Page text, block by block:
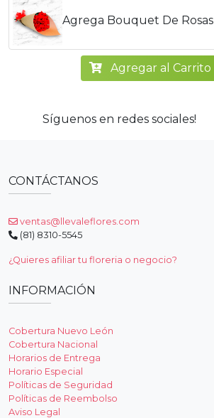
Agrega Bouquet De Rosas
Agregar al Carrito
Síguenos en redes sociales!
CONTÁCTANOS
ventas@llevaleflores.com
(81) 8310-5545
¿Quieres afiliar tu floreria o negocio?
INFORMACIÓN
Cobertura Nuevo León
Cobertura Nacional
Horarios de Entrega
Horario Especial
Políticas de Seguridad
Políticas de Reembolso
Aviso Legal